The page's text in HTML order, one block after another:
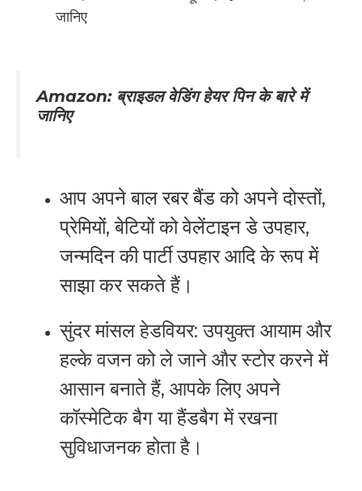
Amazon: ब्राइडल वेडिंग हेयर पिनके बारे में
जानिए
आप अपने बाल रबर बैंड को अपने दोस्तों,
प्रेमियों, बेटियों को वेलेंटाइन डे उपहार,
जन्मदिन की पार्टी उपहार आदि के रूप में
साझा कर सकते हैं।
सुंदर मांसल हेडवियर: उपयुक्त आयाम और
हल्के वजन को ले जाने और स्टोर करने में
आसान बनाते हैं, आपके लिए अपने
कॉस्मेटिक बैग या हैंडबैग में रखना
सुविधाजनक होता है।